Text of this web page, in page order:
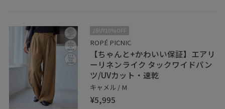
2BUY10%OFF
ROPÉ PICNIC
【ちゃんと+かわいい保証】エアリ
ーリネンライク タックワイドパン
ツ/UVカット・速乾
キャメル / M
¥5,995